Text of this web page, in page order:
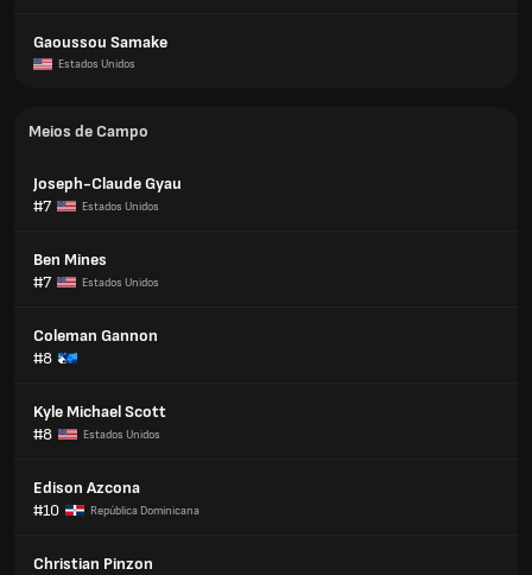
Gaoussou Samake
Estados Unidos
Meios de Campo
Joseph-Claude Gyau
#7
Estados Unidos
Ben Mines
#7
Estados Unidos
Coleman Gannon
#8
Kyle Michael Scott
#8
Estados Unidos
Edison Azcona
#10
República Dominicana
Christian Pinzon